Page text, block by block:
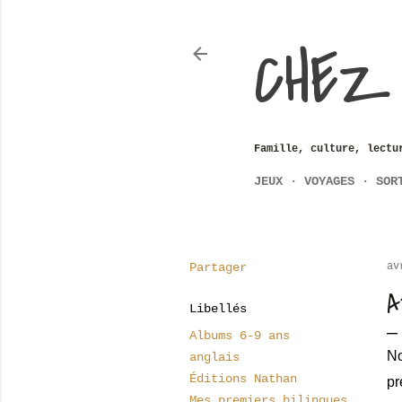
Famille, culture,
JEUX VOYAGES
Partager
Libellés
Albums 6-9 ans
anglais
Éditions Nathan